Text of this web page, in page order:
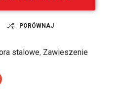
PORÓWNAJ
stalowe, Zawieszenie